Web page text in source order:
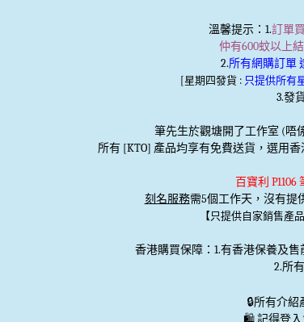
溫馨提示：1.訂單
仲有600蚊以上
2.所有網購訂單
[星期四發貨 : 只提供所有
3.發
筆先生於觀塘開了工作室 (唔
所有 [KTO] 產品均享有免費送貨，選用
百寶利
刻名服務需5個工作天，沒有提
【只提供自家銷售產
香港購買保障：1.有香港保養及
2.所
🔒所有介紹
🛍️ 記得登入